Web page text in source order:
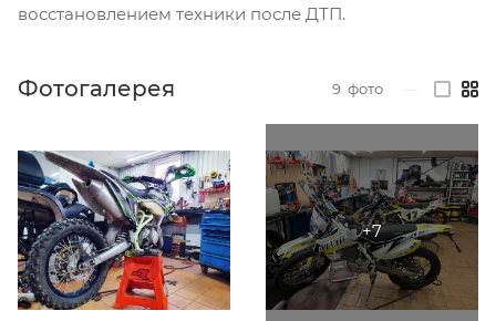
восстановлением техники после ДТП.
Фотогалерея 9 фото